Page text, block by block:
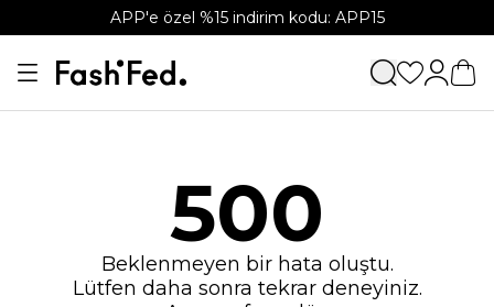
APP'e özel %15 indirim kodu: APP15
500
Beklenmeyen bir hata oluştu.
Lütfen daha sonra tekrar deneyiniz.